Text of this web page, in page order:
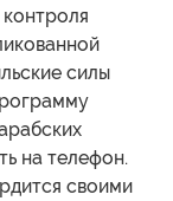
силы
на телефон.
своими